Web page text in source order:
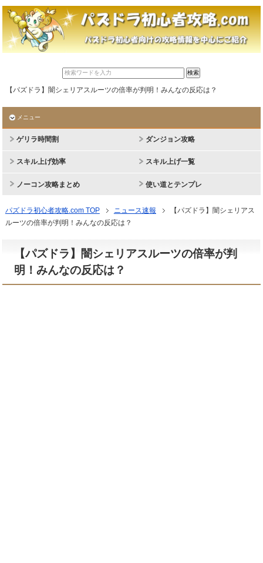
【パズドラ】闇シェリアスルーツの倍率が判明！みんなの反応は？
メニュー
ゲリラ時間割 ダンジョン攻略
スキル上げ効率 スキル上げ一覧
ノーコン攻略まとめ 使い道とテンプレ
パズドラ初心者攻略.com TOP ニュース速報
【パズドラ】闇シェリアス
ルーツの倍率が判明！みんなの反応は？
【パズドラ】闇シェリアスルーツの倍率が判
明！みんなの反応は？